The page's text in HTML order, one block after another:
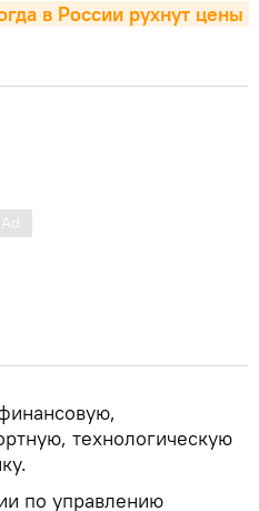
в России рухнут цены
технологическую
по управлению